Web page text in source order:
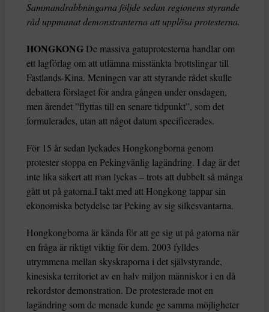
Sammandrabbningarna följde sedan regionens styrande
råd uppmanat demonstranterna att upplösa protesterna.
HONGKONG De massiva gatuprotesterna handlar om
ett lagförlag om att utlämna misstänkta brottslingar till
Fastlands-Kina. Meningen var att styrande rådet skulle
debattera förslaget för andra gången under onsdagen,
men ärendet ”flyttas till en senare tidpunkt”, som det
formulerades, utan att något datum specificerades.
För 15 år sedan lyckades Hongkongborna genom
protester stoppa en Pekingvänlig lagändring. I dag är det
inte lika säkert att man lyckas – trots att dubbelt så många
gått ut på gatorna.I takt med att Hongkong tappar sin
ekonomiska betydelse tar Peking av sig silkesvantarna.
Hongkongborna är kända för att ge sig ut på gatorna när
en fråga är riktigt viktig för dem. 2003 fylldes
utrymmena mellan skyskraporna i det självstyrande,
kinesiska territoriet av en halv miljon människor i en då
rekordstor demonstration. De protesterade mot en
lagändring som de menade kunde ge samma möjligheter